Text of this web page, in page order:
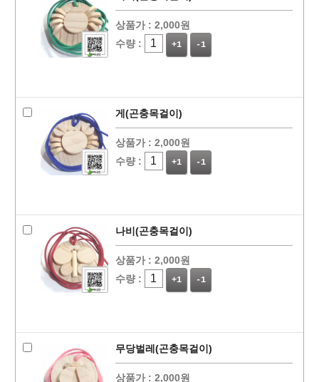
상품가 : 2,000원
수량 :
+1 -1
게(곤충목걸이)
상품가 : 2,000원
수량 :
+1 -1
나비(곤충목걸이)
상품가 : 2,000원
수량 :
+1 -1
무당벌레(곤충목걸이)
상품가 : 2,000원